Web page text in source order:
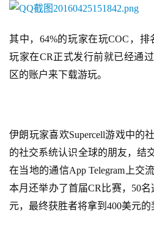
休
游
戏
2
5
第
十
三
届
其中，64%的玩家在玩COC，
玩家在CR正式发行前就已经通
区的账户来下载游玩。
伊朗玩家喜欢Supercell游戏中的
的社交系统认识全球的朋友，结
在当地的通信App Telegram上交
本月还举办了首届CR比赛，50
元，最终获胜者将拿到400美元的